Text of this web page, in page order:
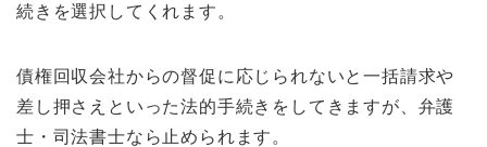
続きを選択してくれます。
債権回収会社からの督促に応じられないと一括請求や
差し押さえといった法的手続きをしてきますが、弁護
士・司法書士なら止められます。